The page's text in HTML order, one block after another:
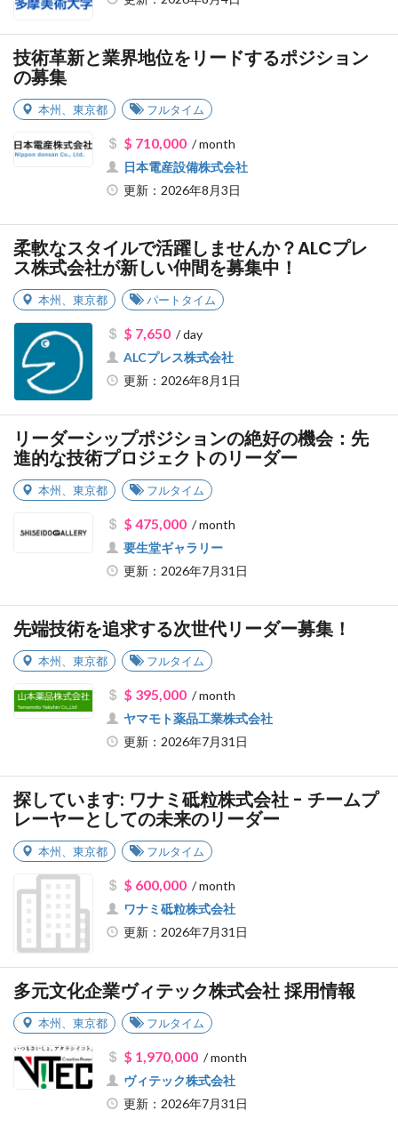
技術革新と業界地位をリードするポジション
の募集
本州 東京都 フルタイム
$ 710,000/ month
日本電産設備株式会社
更新：2026年8月3日
柔軟なスタイルで活躍しませんか？ALCプレ
ス株式会社が新しい仲間を募集中！
本州 東京都 パートタイム
$ 7,650/ day
ALCプレス株式会社
更新：2026年8月1日
リーダーシップポジションの絶好の機会：先
進的な技術プロジェクトのリーダー
本州 東京都 フルタイム
$ 475,000/ month
要生堂ギャラリー
更新：2026年7月31日
先端技術を追求する次世代リーダー募集！
本州 東京都 フルタイム
$ 395,000/ month
ヤマモト薬品工業株式会社
更新：2026年7月31日
探しています: ワナミ砥粒株式会社 - チームプ
レーヤーとしての未来のリーダー
本州 東京都 フルタイム
$ 600,000/ month
ワナミ砥粒株式会社
更新：2026年7月31日
多元文化企業ヴィテック株式会社 採用情報
本州 東京都 フルタイム
$ 1,970,000/ month
ヴィテック株式会社
更新：2026年7月31日